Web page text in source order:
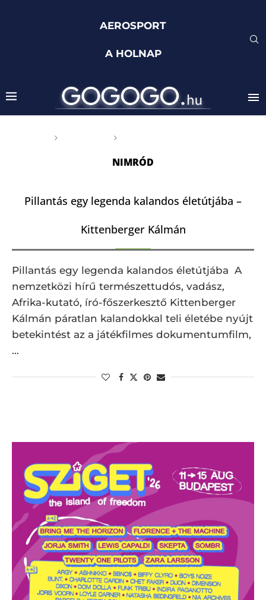
AEROSPORT
A HOLNAP
NIMRÓD
Pillantás egy legenda kalandos életútjába –
Kittenberger Kálmán
Pillantás egy legenda kalandos életútjába A
nemzetközi hírű természettudós, vadász,
Afrika-kutató, író-főszerkesztő Kittenberger
Kálmán páratlan kalandokkal teli életébe nyújt
betekintést az a játékfilmes dokumentumfilm,
…